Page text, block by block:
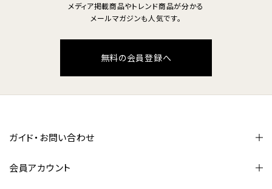
メディア掲載商品やトレンド商品が分かる
メールマガジンも人気です。
無料の会員登録へ
ガイド・お問い合わせ
会員アカウント